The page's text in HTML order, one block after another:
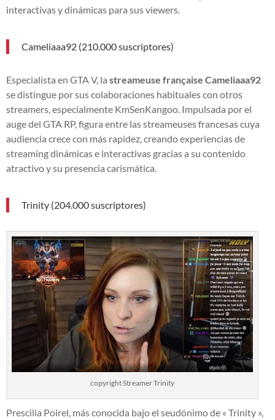
interactivas y dinámicas para sus viewers.
Cameliaaa92 (210.000 suscriptores)
Especialista en GTA V, la streameuse française Cameliaaa92
se distingue por sus colaboraciones habituales con otros
streamers, especialmente KmSenKangoo. Impulsada por el
auge del GTA RP, figura entre las streameuses francesas cuya
audiencia crece con más rapidez, creando experiencias de
streaming dinámicas e interactivas gracias a su contenido
atractivo y su presencia carismática.
Trinity (204.000 suscriptores)
copyright Streamer Trinity
Prescilia Poirel, más conocida bajo el seudónimo de « Trinity »,